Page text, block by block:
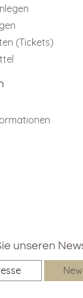
(Tickets)
unseren